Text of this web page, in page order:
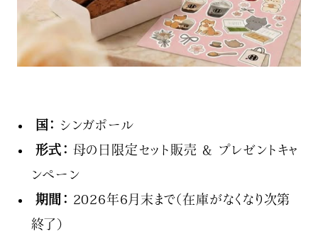
国：
シンガポール
形式： 母の日限定セット販売 ＆ プレゼントキャ
ンペーン
期間： 2026年6月末まで（在庫がなくなり次第
終了）